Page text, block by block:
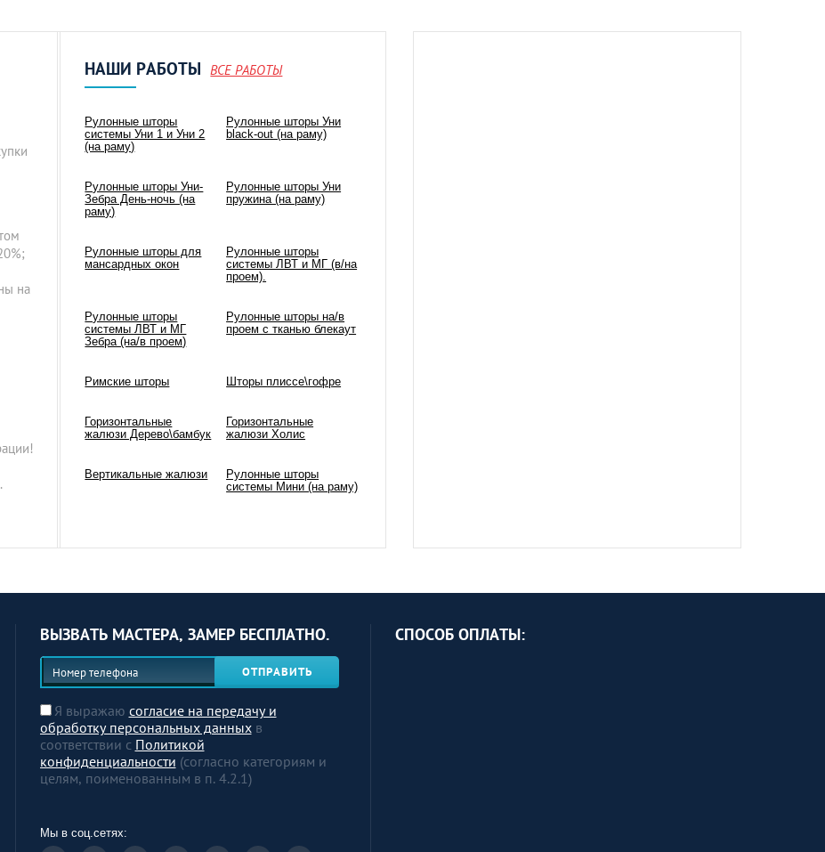
на
НАШИ РАБОТЫ ВСЕ РАБОТЫ
Рулонные шторы
системы Уни 1 и Уни 2
(на раму)
Рулонные шторы Уни
black-out (на раму)
Рулонные шторы Уни-
Зебра День-ночь (на
раму)
Рулонные шторы Уни
пружина (на раму)
Рулонные шторы для
мансардных окон
Рулонные шторы
системы ЛВТ и МГ (в/на
проем).
Рулонные шторы
системы ЛВТ и МГ
Зебра (на/в проем)
Рулонные шторы на/в
проем с тканью блекаут
Римские шторы Шторы плиссе\гофре
Горизонтальные
жалюзи Дерево\бамбук
Горизонтальные
жалюзи Холис
Вертикальные жалюзи
Рулонные шторы
системы Мини (на раму)
ВЫЗВАТЬ МАСТЕРА, ЗАМЕР БЕСПЛАТНО.
Я выражаю согласие на передачу и
обработку персональных данныхв
соответствии с Политикой
конфиденциальности (согласно категориям и
целям, поименованным в п. 4.2.1)
ОТПРАВИТЬ
Мы в соц.сетях:
СПОСОБ ОПЛАТЫ: